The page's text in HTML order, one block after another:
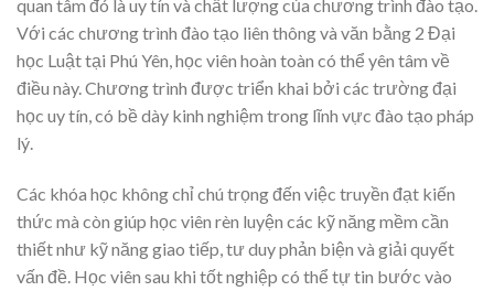
quan tâm đó là uy tín và chất lượng của chương trình đào tạo.
Với các chương trình đào tạo liên thông và văn bằng 2 Đại
học Luật tại Phú Yên, học viên hoàn toàn có thể yên tâm về
điều này. Chương trình được triển khai bởi các trường đại
học uy tín, có bề dày kinh nghiệm trong lĩnh vực đào tạo pháp
lý.
Các khóa học không chỉ chú trọng đến việc truyền đạt kiến
thức mà còn giúp học viên rèn luyện các kỹ năng mềm cần
thiết như kỹ năng giao tiếp, tư duy phản biện và giải quyết
vấn đề. Học viên sau khi tốt nghiệp có thể tự tin bước vào